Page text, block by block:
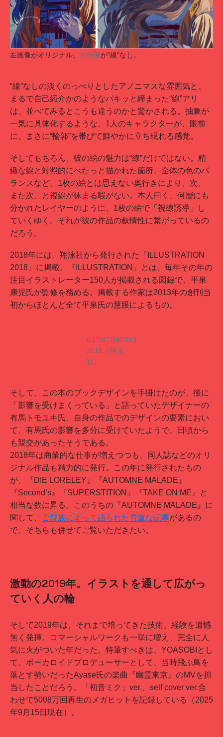
左画像がオリジナル、 右画像が“線”なし。
“線”なしの淡くのっぺりとしたアノニマスな雰囲気と、
まるで自己紹介かのようなパキッと締まった“線”アリ
は、並べてみるとこうも違うのかと驚かされる。抽象が
一気に具体化するような、1人のキャラクターが、眼前
に、まさに“輪郭”を帯びて鮮やかに立ち現れる感覚。
そしてもちろん、彼の絵の魅力は“線”だけではない。精
緻な線と対照的にべたっと描かれた箇所、全体の色のバ
ランスなど、1枚の絵とは思えない奥行きにより、次、
また次、と視線が休まる暇がない。本人曰く、何層にも
分かれたレイヤーのように、1枚の絵で「視線誘導」し
ていくゆく。それが彼の作品の叙情性に繋がっているの
だろう。
2018年には、翔泳社から発行された『ILLUSTRATION
2018』に掲載。『ILLUSTRATION』とは、毎年その年の
注目イラストレーター150人が掲載される図録で、平泉
康児氏が監修を務める。掲載する作家は2013年の創刊当
初からほとんど全て平泉氏の慧眼によるもの。
ILLUSTRATION
2018（翔泳
社）
そして、この本のブックデザインを手掛けたのが、後に
「影響を受けまくっている」と語っていたデザイナーの
有馬トモユキ氏。自身の作品でのデザインの要素におい
て、有馬氏の影響を多分に受けていたようで、日頃から
も親交があったそうである。
2018年は商業的な仕事が増えつつも、同人誌などのオリ
ジナル作品も精力的に発行。この年に発行されたもの
が、『DIE LORELEY』『AUTOMNE MALADE』
『Second’s』『SUPERSTITION』『TAKE ON ME』と
相当な数に昇る。このうちの『AUTOMNE MALADE』に
関して、
ご親族によって語られた貴重な記事があるの
で、そちらも併せてご覧いただきたい。
激動の2019年。イラストを通して広がっ
ていく人の輪
そして2019年は、それまで培ってきた技術、経験を遺憾
無く発揮。コマーシャルワークも一挙に増え、完全に人
気に火がついた年だった。特筆すべきは、YOASOBIとし
て、ボーカロイドプロデューサーとして、当時飛ぶ鳥を
落とす勢いだったAyase氏の楽曲『幽霊東京』のMVを担
当したことだろう。「初音ミク」ver.、self cover ver.合
わせて5008万回再生のメガヒットを記録している（2025
年9月15日現在）。